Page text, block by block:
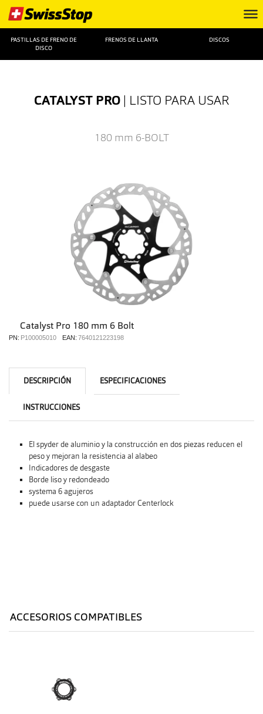
PASTILLAS DE FRENO DE
DISCO
FRENOS DE LLANTA DISCOS
CATALYST PRO| LISTO PARA USAR
180 mm 6-BOLT
Catalyst Pro 180 mm 6 Bolt
PN: P100005010 EAN: 7640121223198
DESCRIPCIÓN ESPECIFICACIONES
INSTRUCCIONES
El spyder de aluminio y la construcción en dos piezas reducen el
peso y mejoran la resistencia al alabeo
Indicadores de desgaste
Borde liso y redondeado
systema 6 agujeros
puede usarse con un adaptador Centerlock
ACCESORIOS COMPATIBLES